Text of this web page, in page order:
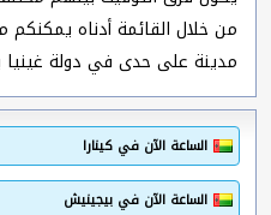
من خلال القائمة أدناه
مدينة على حدى في دولة غينيا
الساعة الآن في كينارا
الساعة الآن في بيجينيش